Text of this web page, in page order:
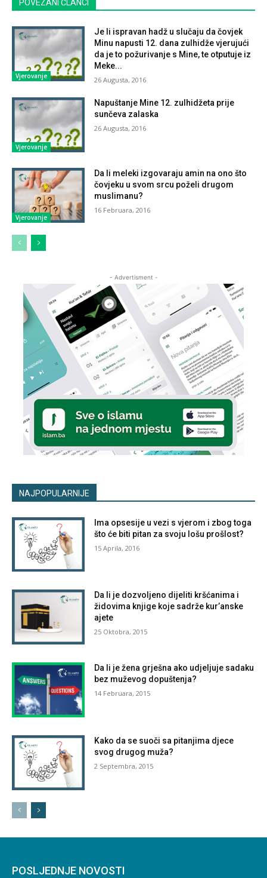
POVEZANI ČLANCI
Vjerovanje
Je li ispravan hadž u slučaju da čovjek
Minu napusti 12. dana zulhidže vjerujući
da je to požurivanje s Mine, te otputuje iz
Meke...
26 Augusta, 2016
Vjerovanje
Napuštanje Mine 12. zulhidžeta prije
sunčeva zalaska
26 Augusta, 2016
Vjerovanje
Da li meleki izgovaraju amin na ono što
čovjeku u svom srcu poželi drugom
muslimanu?
16 Februara, 2016
- Advertisment -
NAJPOPULARNIJE
Ima opsesije u vezi s vjerom i zbog toga
što će biti pitan za svoju lošu prošlost?
15 Aprila, 2016
Da li je dozvoljeno dijeliti kršćanima i
židovima knjige koje sadrže kur’anske
ajete
25 Oktobra, 2015
Da li je žena grješna ako udjeljuje sadaku
bez muževog dopuštenja?
14 Februara, 2015
Kako da se suoči sa pitanjima djece
svog drugog muža?
2 Septembra, 2015
POSLJEDNJE NOVOSTI